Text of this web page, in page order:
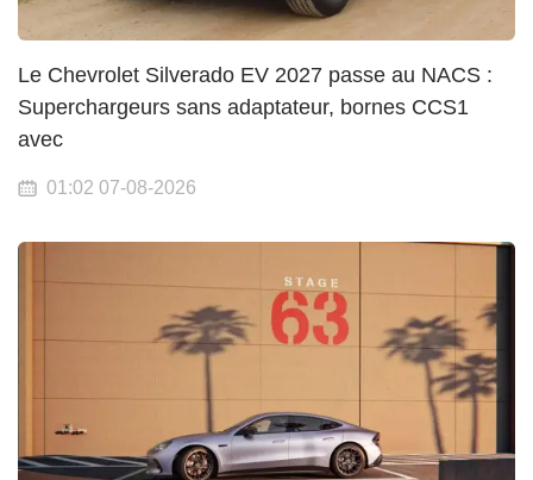
Le Chevrolet Silverado EV 2027 passe au NACS :
Superchargeurs sans adaptateur, bornes CCS1
avec
01:02 07-08-2026